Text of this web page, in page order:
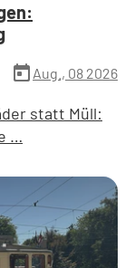
today Aug., 08 2026
statt Müll:
…